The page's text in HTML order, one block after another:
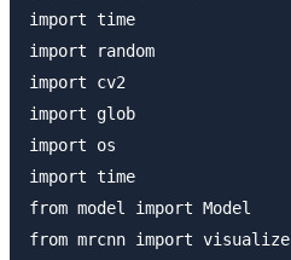
import time
import random
import cv2
import glob
import os
import time
from model import Model
from mrcnn import visualize